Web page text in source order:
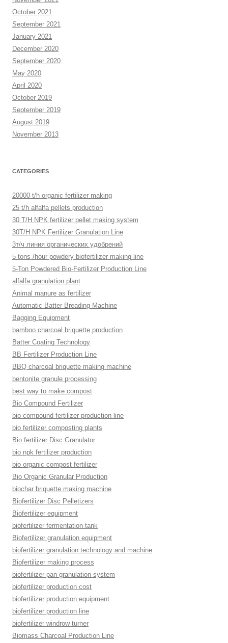
October 2021
September 2021
January 2021
December 2020
September 2020
May 2020
April 2020
October 2019
September 2019
August 2019
November 2013
CATEGORIES
20000 t/h organic fertilizer making
25 t/h alfalfa pellets production
30 T/H NPK fertilizer pellet making system
30T/H NPK Fertilizer Granulation Line
3т/ч линия органических удобрений
5 tons /hour powdery biofertilizer making line
5-Ton Powdered Bio-Fertilizer Production Line
alfalfa granulation plant
Animal manure as fertilizer
Automatic Batter Breading Machine
Bagging Equipment
bamboo charcoal briquette production
Batter Coating Technology
BB Fertilizer Production Line
BBQ charcoal briquette making machine
bentonite granule processing
best way to make compost
Bio Compound Fertilizer
bio compound fertilizer production line
bio fertilizer composting plants
Bio fertilizer Disc Granulator
bio npk fertilizer production
bio organic compost fertilizer
Bio Organic Granular Production
biochar briquette making machine
Biofertilizer Disc Pelletizers
Biofertilizer equipment
biofertilizer fermentation tank
Biofertilizer granulation equipment
biofertilizer granulation technology and machine
Biofertilizer making process
biofertilizer pan granulation system
biofertilizer production cost
biofertilizer production equipment
biofertilizer production line
biofertilizer windrow turner
Biomass Charcoal Production Line